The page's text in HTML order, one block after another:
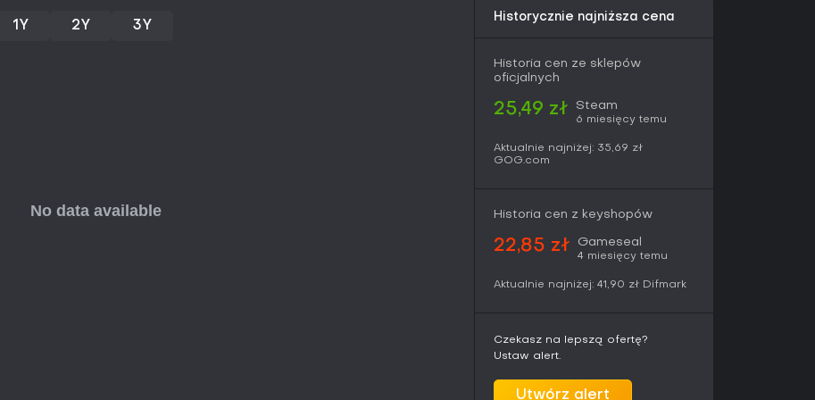
miesięcznymi treściami gwarantującymi długowieczność do 2026 roku.
1Y 2Y 3Y
Historycznie najniższa cena
Historia cen ze sklepów
oficjalnych
25,49 zł Steam
6 miesięcy temu
Aktualnie najniżej: 35,69 zł
GOG.com
Historia cen z keyshopów
22,85 zł Gameseal
4 miesięcy temu
Aktualnie najniżej: 41,90 zł Difmark
Czekasz na lepszą ofertę?
Ustaw alert.
Utwórz alert